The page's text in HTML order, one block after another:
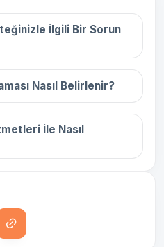
İlgili Bir Sorun
Nasıl Belirlenir?
İle Nasıl